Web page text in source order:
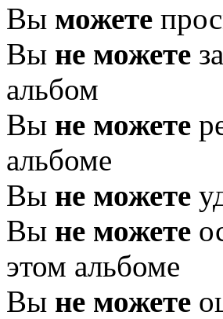
Вы можете
Вы не можете
альбом
Вы не можете
альбоме
Вы не можете
Вы не можете
этом альбоме
Вы не можете